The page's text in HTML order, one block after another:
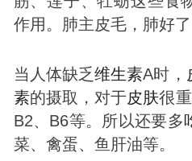
作用。肺主皮毛，肺好了
当人体缺乏维生素A时，
素的摄取，对于皮肤很
B2、B6等。所以还要多
菜、禽蛋、鱼肝油等。